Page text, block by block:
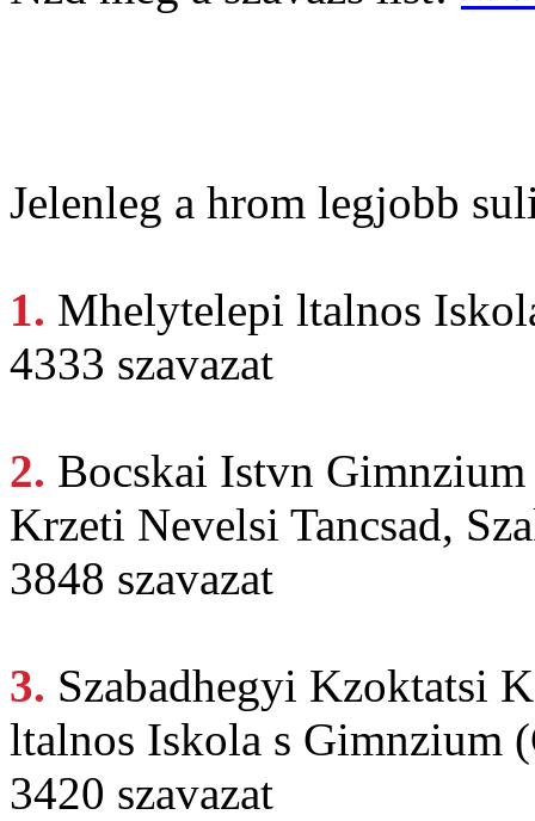
Jelenleg a hrom legjobb
1. Mhelytelepi ltalnos
4333 szavazat
2. Bocskai Istvn Gimnzium
Krzeti Nevelsi Tancsad,
3848 szavazat
3. Szabadhegyi Kzoktatsi
ltalnos Iskola s Gimnzium
3420 szavazat